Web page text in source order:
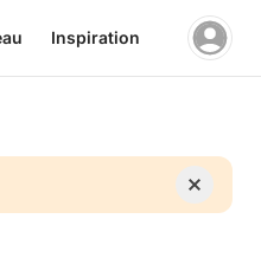
Inspiration